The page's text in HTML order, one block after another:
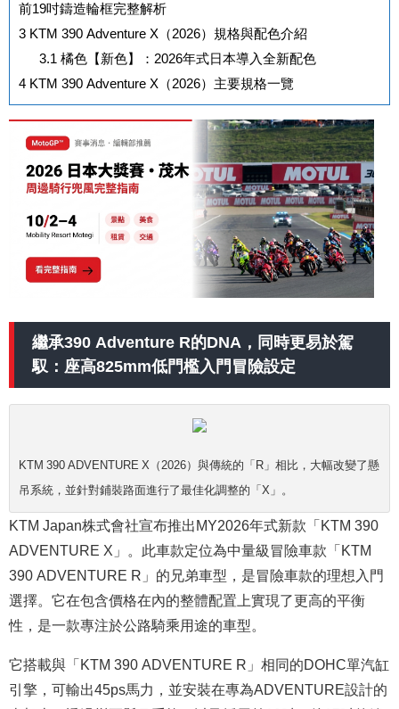
前19吋鑄造輪框完整解析
3 KTM 390 Adventure X（2026）規格與配色介紹
3.1 橘色【新色】：2026年式日本導入全新配色
4 KTM 390 Adventure X（2026）主要規格一覽
繼承390 Adventure R的DNA，同時更易於駕
馭：座高825mm低門檻入門冒險設定
KTM 390 ADVENTURE X（2026）與傳統的「R」相比，大幅改變了懸
吊系統，並針對鋪裝路面進行了最佳化調整的「X」。
KTM Japan株式會社宣布推出MY2026年式新款「KTM 390
ADVENTURE X」。此車款定位為中量級冒險車款「KTM
390 ADVENTURE R」的兄弟車型，是冒險車款的理想入門
選擇。它在包含價格在內的整體配置上實現了更高的平衡
性，是一款專注於公路騎乘用途的車型。
它搭載與「KTM 390 ADVENTURE R」相同的DOHC單汽缸
引擎，可輸出45ps馬力，並安裝在專為ADVENTURE設計的